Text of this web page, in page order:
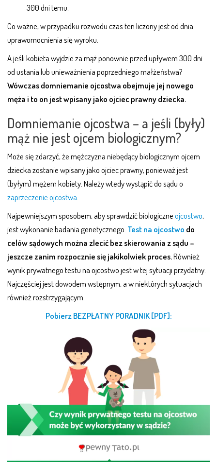
300 dni temu.
Co ważne, w przypadku rozwodu czas ten liczony jest od dnia
uprawomocnienia się wyroku.
A jeśli kobieta wyjdzie za mąż ponownie przed upływem 300 dni
od ustania lub unieważnienia poprzedniego małżeństwa?
Wówczas domniemanie ojcostwa obejmuje jej nowego
męża i to on jest wpisany jako ojciec prawny dziecka.
Domniemanie ojcostwa – a jeśli (były)
mąż nie jest ojcem biologicznym?
Może się zdarzyć, że mężczyzna niebędący biologicznym ojcem
dziecka zostanie wpisany jako ojciec prawny, ponieważ jest
(byłym) mężem kobiety. Należy wtedy wystąpić do sądu o
zaprzeczenie ojcostwa
Najpewniejszym sposobem, aby sprawdzić biologiczneojcostwo,
jest wykonanie badania genetycznego. Test na ojcostwo do
celów sądowych można zlecić bez skierowania z sądu –
jeszcze zanim rozpocznie się jakikolwiek proces.Również
wynik prywatnego testu na ojcostwo jest w tej sytuacji przydatny.
Najczęściej jest dowodem wstępnym, a w niektórych sytuacjach
również rozstrzygającym.
Pobierz BEZPŁATNY PORADNIK [PDF]: